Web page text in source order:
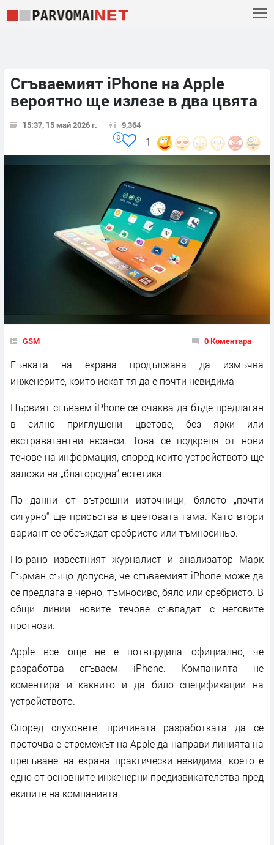
Сгъваемият iPhone на Apple
вероятно ще излезе в два цвята
15:37, 15 май 2026 г. 9,364
1
0
GSM 0 Коментара
Гънката на екрана продължава да измъчва
инженерите, които искат тя да е почти невидима
Първият сгъваем iPhone се очаква да бъде предлаган
в силно приглушени цветове, без ярки или
екстравагантни нюанси. Това се подкрепя от нови
течове на информация, според които устройството ще
заложи на „благородна“ естетика.
По данни от вътрешни източници, бялото „почти
сигурно“ ще присъства в цветовата гама. Като втори
вариант се обсъждат сребристо или тъмносиньо.
По-рано известният журналист и анализатор Марк
Гърман също допусна, че сгъваемият iPhone може да
се предлага в черно, тъмносиво, бяло или сребристо. В
общи линии новите течове съвпадат с неговите
прогнози.
Apple все още не е потвърдила официално, че
разработва сгъваем iPhone. Компанията не
коментира и каквито и да било спецификации на
устройството.
Според слуховете, причината разработката да се
проточва е стремежът на Apple да направи линията на
прегъване на екрана практически невидима, което е
едно от основните инженерни предизвикателства пред
екипите на компанията.